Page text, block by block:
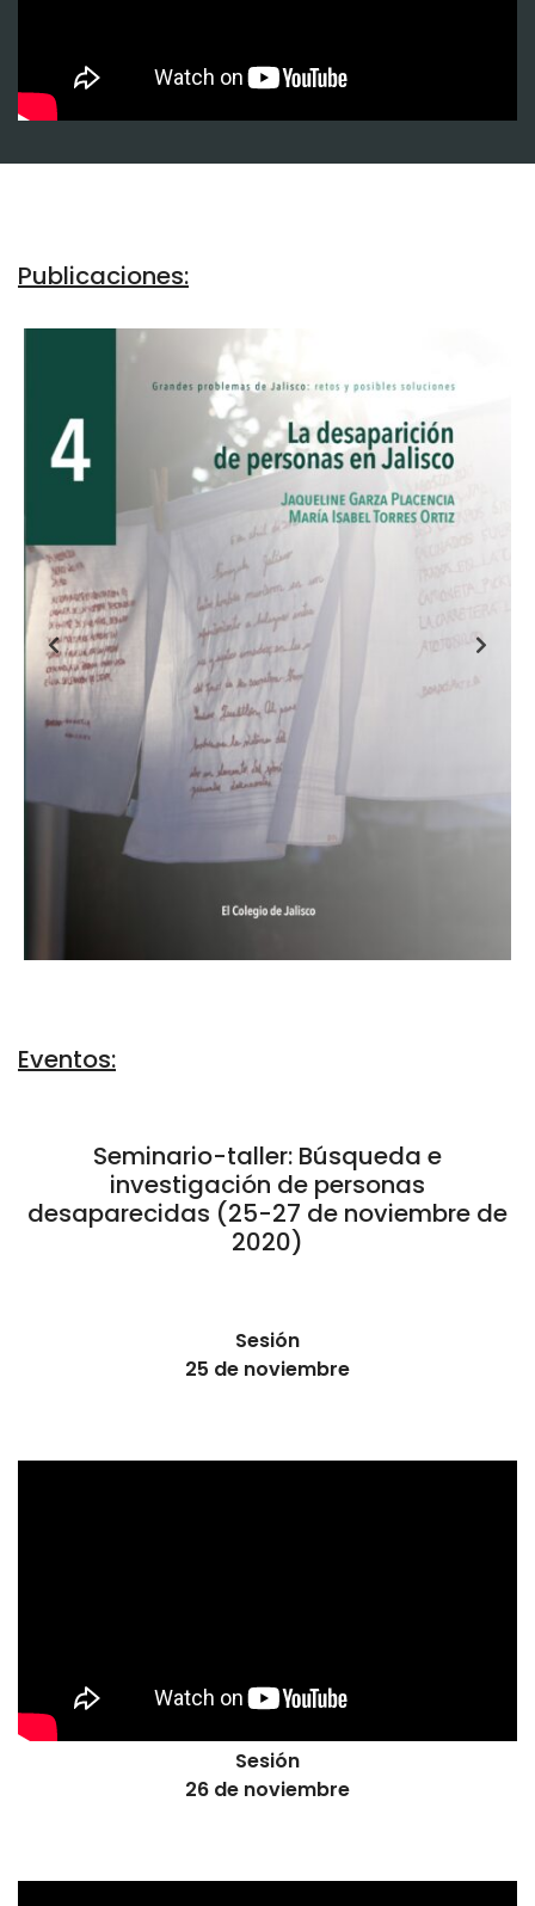
Publicaciones:
Eventos:
Seminario-taller: Búsqueda e
investigación de personas
desaparecidas (25-27 de noviembre de
2020)
Sesión
25 de noviembre
Sesión
26 de noviembre